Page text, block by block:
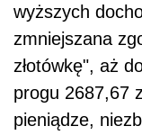
wyższych
zmniejszana
złotówkę", aż
progu 2687,67
pieniądze,